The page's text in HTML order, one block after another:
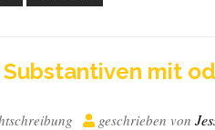
mit
geschrieben von